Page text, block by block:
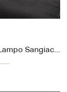
Clicca e scopri il modello Tv Units Roto Lampo Sangiacomo: questo mobile per la TV in legno è tra le più originali soluzioni per il living.